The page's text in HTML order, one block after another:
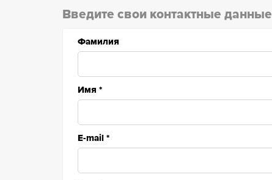
Введите свои контактные данные
Фамилия
Имя *
E-mail *